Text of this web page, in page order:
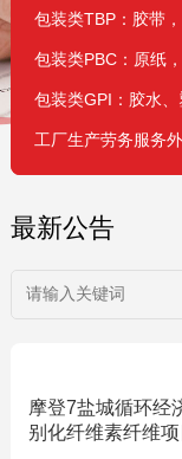
包装类TBP：胶带
包装类PBC：原纸
包装类GPI：胶水
工厂生产劳务服务
最新公告
摩登7盐城循环经
别化纤维素纤维